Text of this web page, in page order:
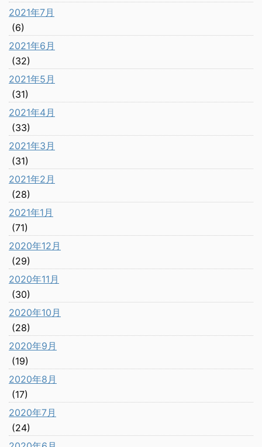
2021年7月
(6)
2021年6月
(32)
2021年5月
(31)
2021年4月
(33)
2021年3月
(31)
2021年2月
(28)
2021年1月
(71)
2020年12月
(29)
2020年11月
(30)
2020年10月
(28)
2020年9月
(19)
2020年8月
(17)
2020年7月
(24)